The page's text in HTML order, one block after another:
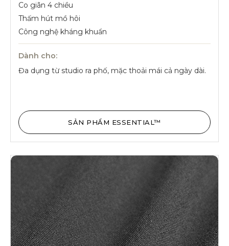
Co giãn 4 chiều
Thấm hút mồ hôi
Công nghệ kháng khuẩn
Dành cho:
Đa dụng từ studio ra phố, mặc thoải mái cả ngày dài.
SẢN PHẨM ESSENTIAL™